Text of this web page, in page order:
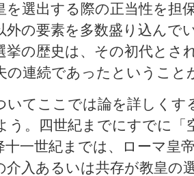
を選出する際の正当性を担
外の要素を多数盛り込んで
挙の歴史は、その初代とさ
の連続であったということ
てここでは論を詳しくす
う。四世紀までにすでに「
十一世紀までは、ローマ皇
介入あるいは共存が教皇の